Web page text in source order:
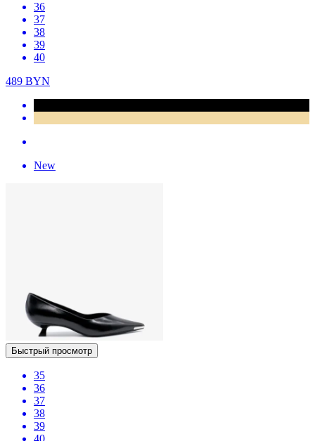
36
37
38
39
40
489 BYN
New
Быстрый просмотр
35
36
37
38
39
40